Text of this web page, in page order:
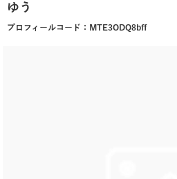
ゆう
プロフィールコード： MTE3ODQ8bff